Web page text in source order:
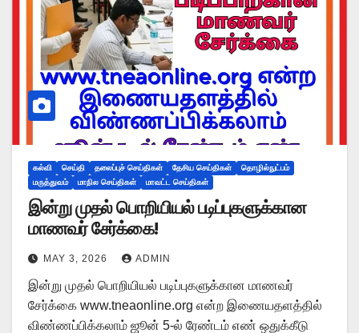
கல்வி செய்தி தலைப்புச் செய்திகள் தேசிய செய்திகள்
தொழில்நுட்பம்
மருத்துவம்
மாநில செய்திகள் மாவட்ட செய்திகள்
இன்று முதல் பொறியியல் படிப்புகளுக்கான
மாணவர் சேர்க்கை!
MAY 3, 2026 ADMIN
இன்று முதல் பொறியியல் படிப்புகளுக்கான மாணவர்
சேர்க்கை www.tneaonline.org என்ற இணையதளத்தில்
விண்ணப்பிக்கலாம் ஜூன் 5-ல் ரேண்டம் எண் ஒதுக்கீடு